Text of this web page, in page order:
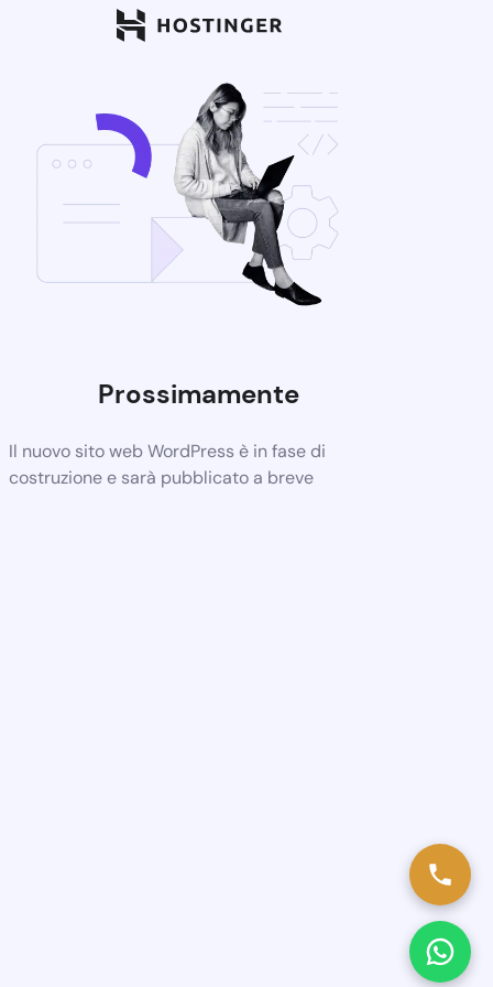
Prossimamente
Il nuovo sito web WordPress è in fase di
costruzione e sarà pubblicato a breve